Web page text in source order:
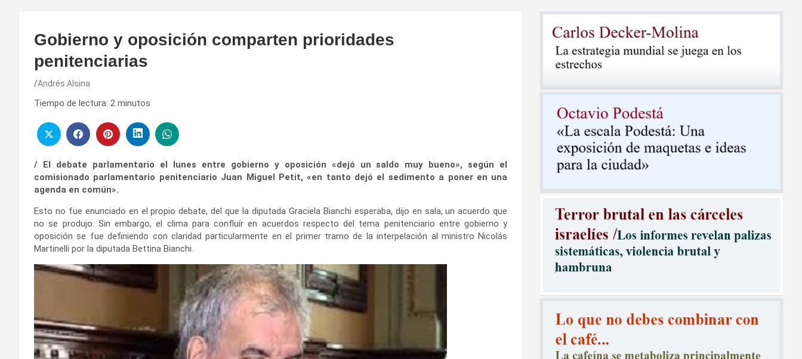
Gobierno y oposición comparten prioridades
penitenciarias
Andrés Alsina
Tiempo de lectura: 2 minutos
/ El debate parlamentario el lunes entre gobierno y oposición «dejó un saldo muy bueno», según el
comisionado parlamentario penitenciario Juan Miguel Petit, «en tanto dejó el sedimento a poner en una
agenda en común».
Esto no fue enunciado en el propio debate, del que la diputada Graciela Bianchi esperaba, dijo en sala, un acuerdo que
no se produjo. Sin embargo, el clima para confluír en acuerdos respecto del tema penitenciario entre gobierno y
oposición se fue definiendo con claridad particularmente en el primer tramo de la interpelación al ministro Nicolás
Martinelli por la diputada Bettina Bianchi.